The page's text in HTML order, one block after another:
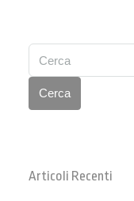
Cerca
Articoli Recenti